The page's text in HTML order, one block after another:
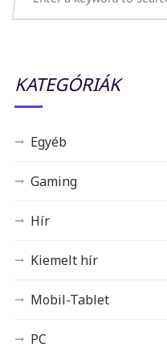
KATEGÓRIÁK
Egyéb
Gaming
Hír
Kiemelt hír
Mobil-Tablet
PC